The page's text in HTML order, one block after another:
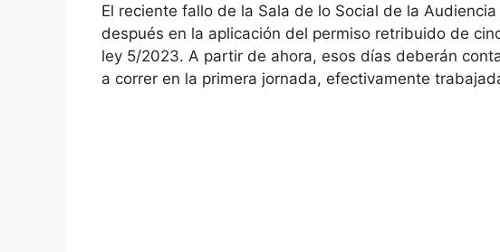
El reciente fallo de la Sala de lo Social de la
después en la aplicación del permiso retribuido de
ley 5/2023. A partir de ahora, esos días deberán
a correr en la primera jornada, efectivamente